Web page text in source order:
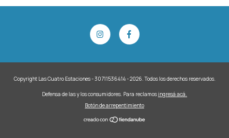
Copyright Las Cuatro Estaciones - 30711536414 - 2026. Todos los derechos reservados.
Defensa de las y los consumidores. Para reclamos ingresá acá.
Botón de arrepentimiento